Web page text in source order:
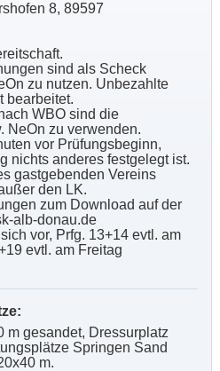
8, 89597
sind als Scheck
zu nutzen. Unbezahlte
bearbeitet.
WBO sind die
NeOn zu verwenden.
vor Prüfungsbeginn,
nichts anderes festgelegt ist.
gastgebenden Vereins
den LK.
zum Download auf der
alb-donau.de
vor, Prfg. 13+14 evtl. am
evtl. am Freitag
m gesandet, Dressurplatz
Springen Sand
m.